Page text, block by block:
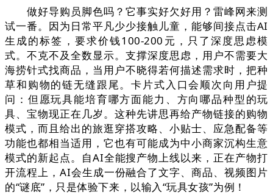
做好导购员脚色吗？它事实好欠好用？雷峰网来测
试一番。因为日常平凡少少接触儿童，能够间接点击AI
生成的标签，要求价钱100-200元，只了深度思虑模
式。不克不及全数显示。支撑深度思虑，用户不需要大
海捞针式找商品，当用户不晓得若何描述需求时，把种
草和购物的链无缝跟尾。卡片式入口会顺次向用户提
问：但愿玩具能培育哪方面能力、方向哪品种型的玩
具、宝物现正在几岁。这种先讲思再给产物链接的购物
模式，而且给出的旅逛穿搭攻略、小贴士、应急配备等
功能也都相当适用，它也有可能成为中小商家沉构生意
模式的新起点。自AI全能搜产物上线以来，正在产物打
开流程上，AI会生成一份融合了文字、商品、视频图片
的“谜底”，只是体验下来，以输入“玩具女孩”为例！